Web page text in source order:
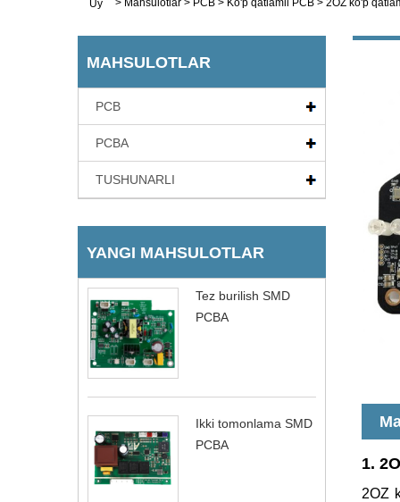
Uy > Mahsulotlar > PCB > Ko'p qatlamli PCB > 2OZ ko'p
MAHSULOTLAR
PCB
PCBA
TUSHUNARLI
YANGI MAHSULOTLAR
Tez burilish SMD
PCBA
Ikki tomonlama SMD
PCBA
1.
2OZ